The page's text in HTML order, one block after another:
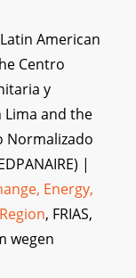
American
Centro
y
Lima and the
Normalizado
|
Energy,
, FRIAS,
wegen